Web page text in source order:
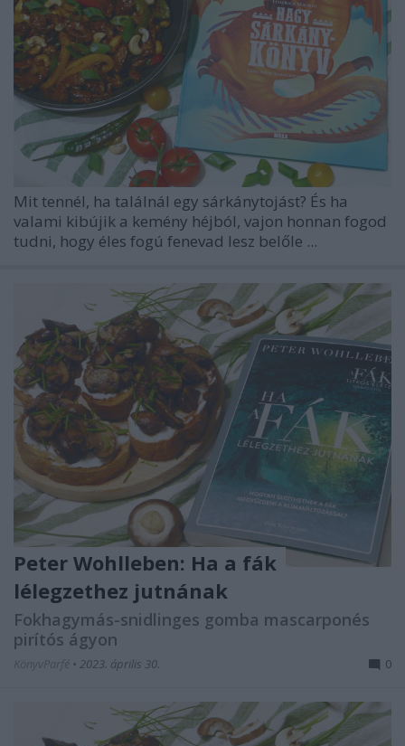
Mit tennél, ha találnál egy sárkánytojást? És ha
valami kibújik a kemény héjból, vajon honnan fogod
tudni, hogy éles fogú fenevad lesz belőle ...
Peter Wohlleben: Ha ​a fák
lélegzethez jutnának
Fokhagymás-snidlinges gomba mascarponés
pirítós ágyon
KönyvParfé • 2023. április 30. 0